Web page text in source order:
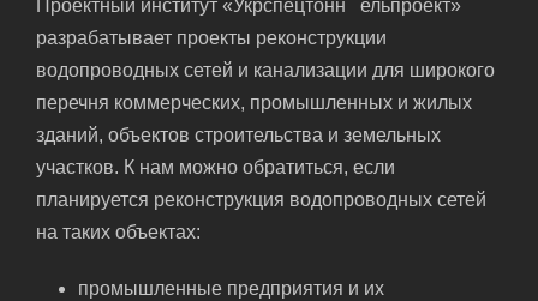
Проектный институт «Укрспецтонн ельпроект»
разрабатывает проекты реконструкции
водопроводных сетей и канализации для широкого
перечня коммерческих, промышленных и жилых
зданий, объектов строительства и земельных
участков. К нам можно обратиться, если
планируется реконструкция водопроводных сетей
на таких объектах:
промышленные предприятия и их